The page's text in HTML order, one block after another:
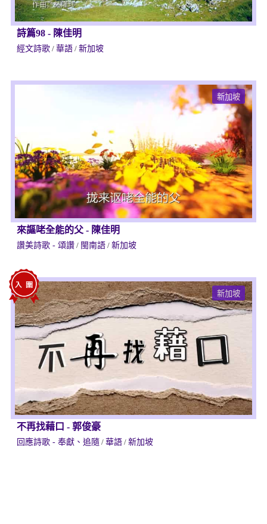
詩篇98 - 陳佳明
經文詩歌 / 華語 / 新加坡
新加坡
來謳咾全能的父 - 陳佳明
讚美詩歌 - 頌讚 / 閩南語 / 新加坡
新加坡
不再找藉口 - 郭俊豪
回應詩歌 - 奉獻、追隨 / 華語 / 新加坡